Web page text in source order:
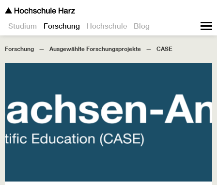
Studium Forschung Hochschule Blog
Forschung Ausgewählte Forschungsprojekte CASE